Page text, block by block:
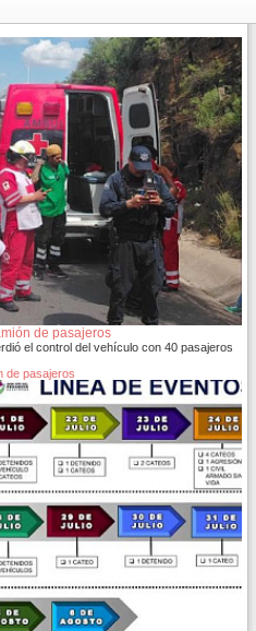
de pasajeros
el control del vehículo con 40 pasajeros
de pasajeros